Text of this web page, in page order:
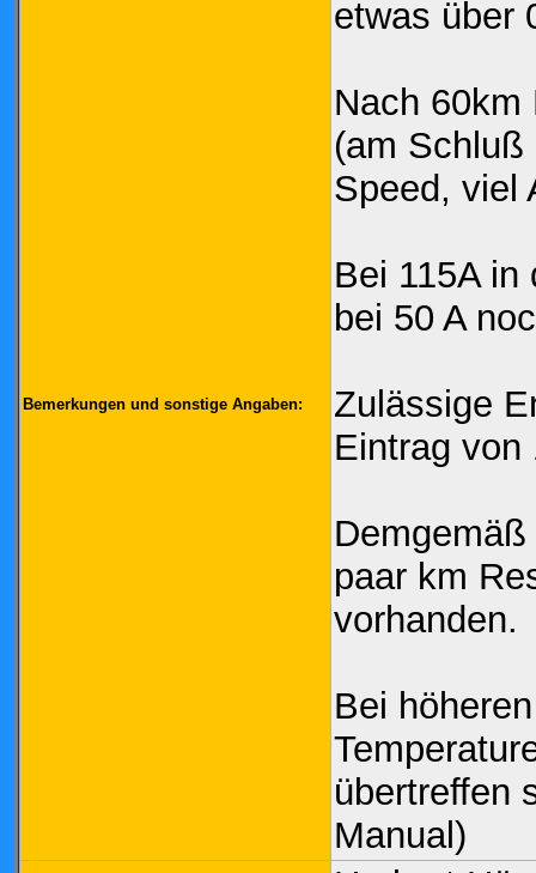
Bemerkungen und sonstige Angaben:
etwas über
Nach 60km
(am Schluß
Speed, viel
Bei 115A
bei 50 A
Zulässige
Eintrag von
paar km
vorhanden.
Bei
übertreffen
Manual)